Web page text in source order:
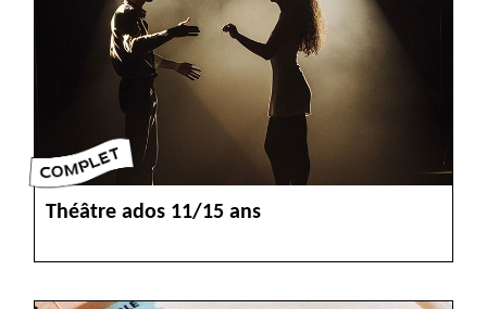
Théâtre ados 11/15 ans